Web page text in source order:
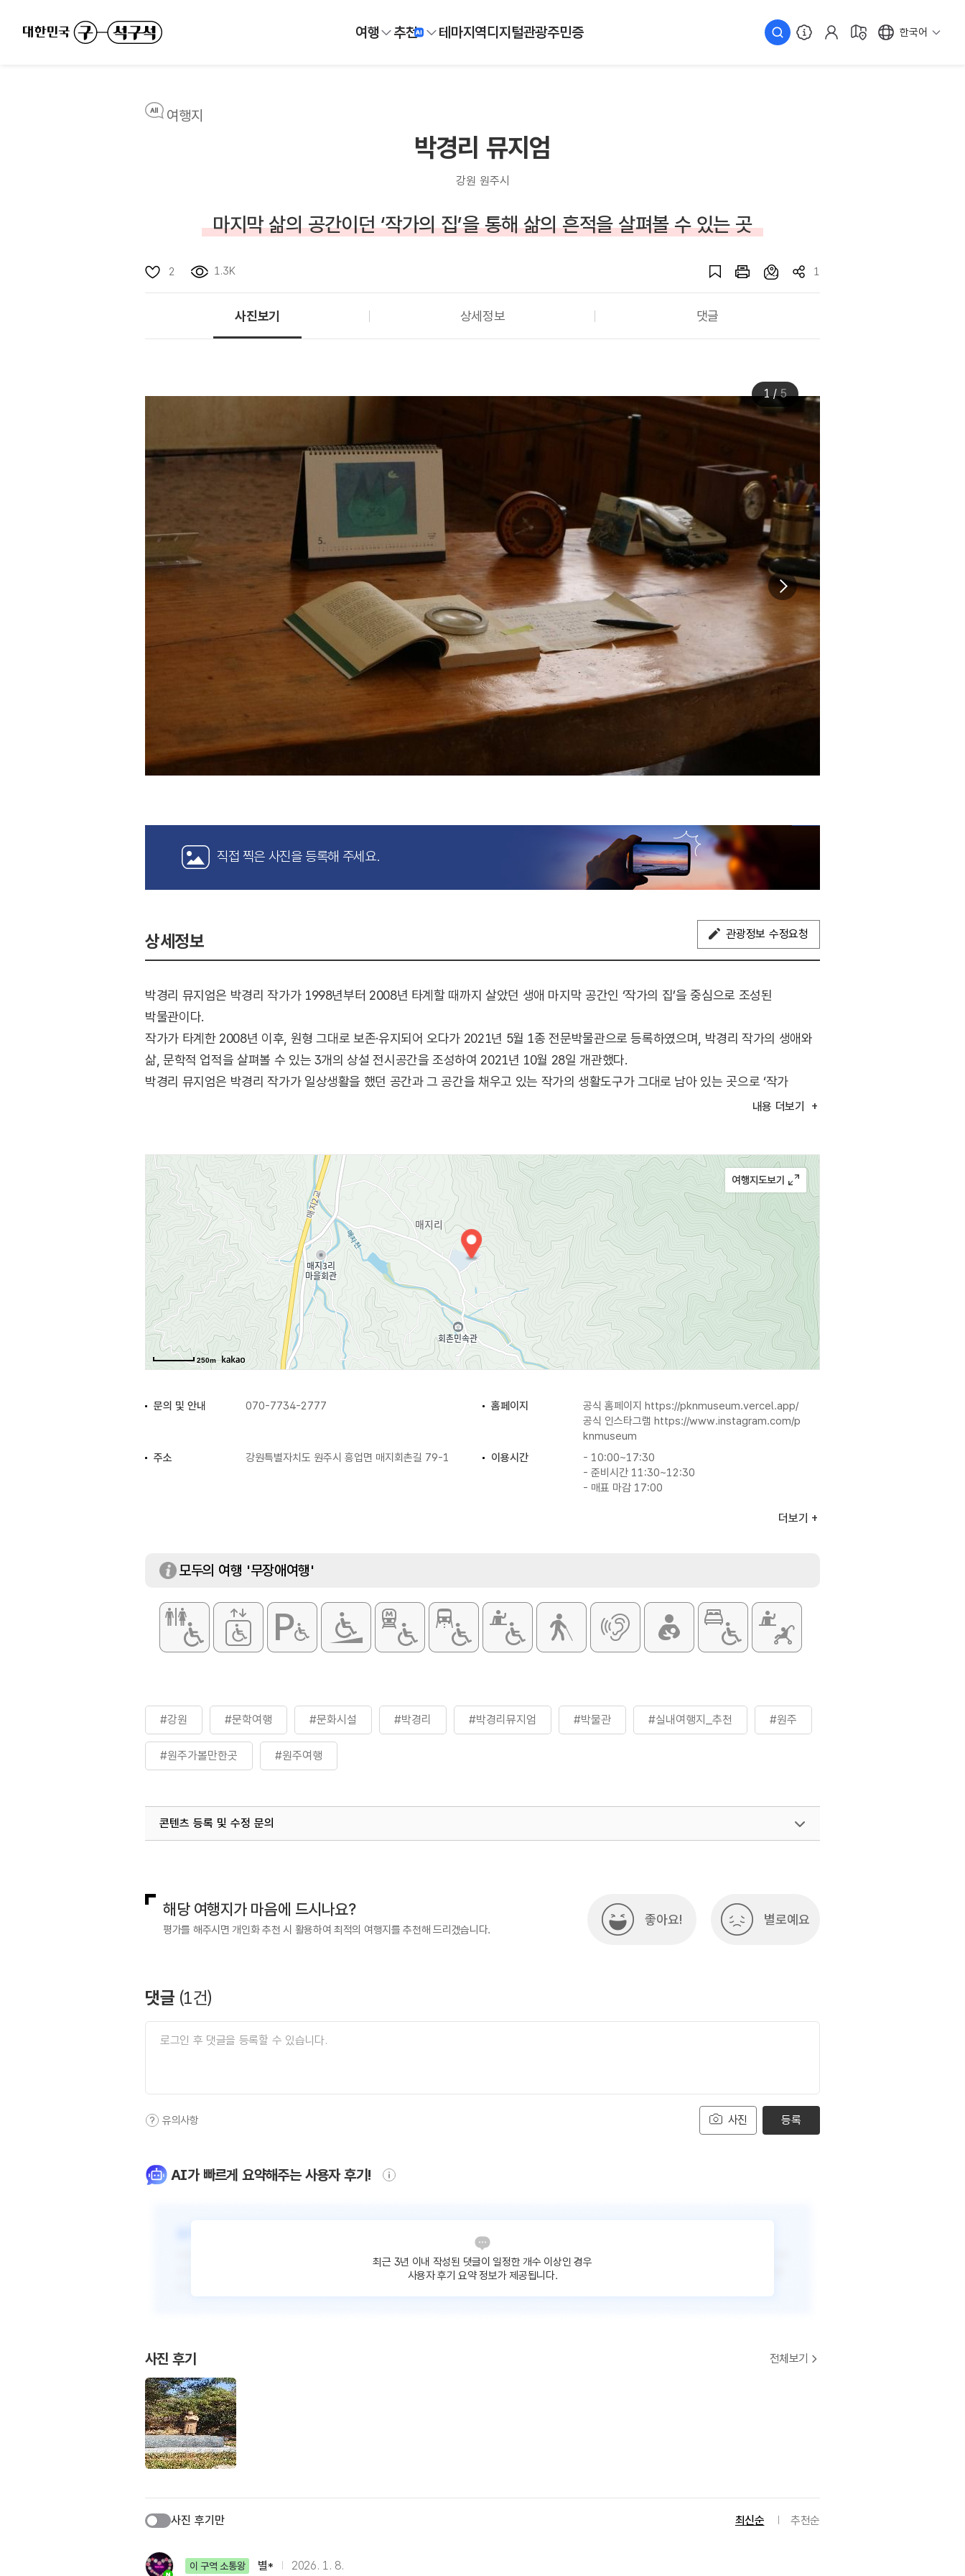
여행 추천 테마지역디지털관광주민증 한국어
여행지
박경리 뮤지엄
강원 원주시
마지막 삶의 공간이던 ‘작가의 집’을 통해 삶의 흔적을 살펴볼 수 있는 곳
2 1.3K 1
사진보기 상세정보 댓글
1/5
직접 찍은 사진을 등록해 주세요.
상세정보 관광정보 수정요청
박경리 뮤지엄은 박경리 작가가 1998년부터 2008년 타계할 때까지 살았던 생애 마지막 공간인 ‘작가의 집’을 중심으로 조성된
박물관이다.
작가가 타계한 2008년 이후, 원형 그대로 보존·유지되어 오다가 2021년 5월 1종 전문박물관으로 등록하였으며, 박경리 작가의 생애와
삶, 문학적 업적을 살펴볼 수 있는 3개의 상설 전시공간을 조성하여 2021년 10월 28일 개관했다.
박경리 뮤지엄은 박경리 작가가 일상생활을 했던 공간과 그 공간을 채우고 있는 작가의 생활도구가 그대로 남아 있는 곳으로 ‘작가
내용 더보기
250m
문의 및 안내 070-7734-2777 홈페이지 공식 홈페이지 https://pknmuseum.vercel.app/
공식 인스타그램 https://www.instagram.com/p
knmuseum
주소
강원특별자치도 원주시 흥업면 매지회촌길 79-1 이용시간
- 10:00~17:30
- 준비시간 11:30~12:30
- 매표 마감 17:00
수용인원
최대 100명 (작가의 집 동시관람 가능 13명) 할인 정보
10인 이상 단체 방문 시 기존 요금에서 1,000원
더보기
모두의 여행 '무장애여행'
#강원 #문학여행 #문화시설 #박경리 #박경리뮤지엄 #박물관 #실내여행지_추천 #원주
#원주가볼만한곳 #원주여행
콘텐츠 등록 및 수정 문의
해당 여행지가 마음에 드시나요?
평가를 해주시면 개인화 추천 시 활용하여 최적의 여행지를 추천해 드리겠습니다.
좋아요! 별로예요
댓글 (1건)
사진
유의사항 등록
AI가 빠르게 요약해주는 사용자 후기!
최근 3년 이내 작성된 댓글이 일정한 개수 이상인 경우
사용자 후기 요약 정보가 제공됩니다.
사진 후기 전체보기
사진 후기만 최신순 추천순
이 구역 소통왕 별* 2026. 1. 8.